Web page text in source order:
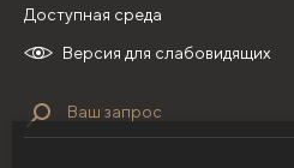
Версия для слабовидящих
Доступная среда